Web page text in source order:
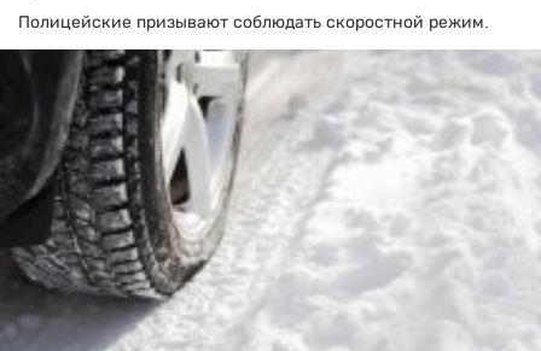
Полицейские призывают соблюдать скоростной режим.